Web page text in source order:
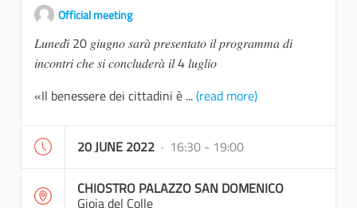
Official meeting
𝐿𝑢𝑛𝑒𝑑𝑖̀ 20 𝑔𝑖𝑢𝑔𝑛𝑜 𝑠𝑎𝑟𝑎̀ 𝑝𝑟𝑒𝑠𝑒𝑛𝑡𝑎𝑡𝑜 𝑖𝑙 𝑝𝑟𝑜𝑔𝑟𝑎𝑚𝑚𝑎 𝑑𝑖
𝑖𝑛𝑐𝑜𝑛𝑡𝑟𝑖 𝑐ℎ𝑒 𝑠𝑖 𝑐𝑜𝑛𝑐𝑙𝑢𝑑𝑒𝑟𝑎̀ 𝑖𝑙 4 𝑙𝑢𝑔𝑙𝑖𝑜
«Il benessere dei cittadini è ...(read more)
20 JUNE 2022 · 16:30 - 19:00
CHIOSTRO PALAZZO SAN DOMENICO
Gioia del Colle